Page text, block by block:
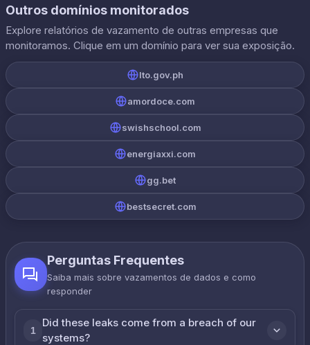
Outros domínios monitorados
Explore relatórios de vazamento de outras empresas que
monitoramos. Clique em um domínio para ver sua exposição.
lto.gov.ph
amordoce.com
swishschool.com
energiaxxi.com
gg.bet
bestsecret.com
Perguntas Frequentes
Saiba mais sobre vazamentos de dados e como
responder
1
Did these leaks come from a breach of our
systems?